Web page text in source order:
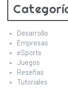
Desarrollo
Empresas
eSports
Juegos
Reseñas
Tutoriales